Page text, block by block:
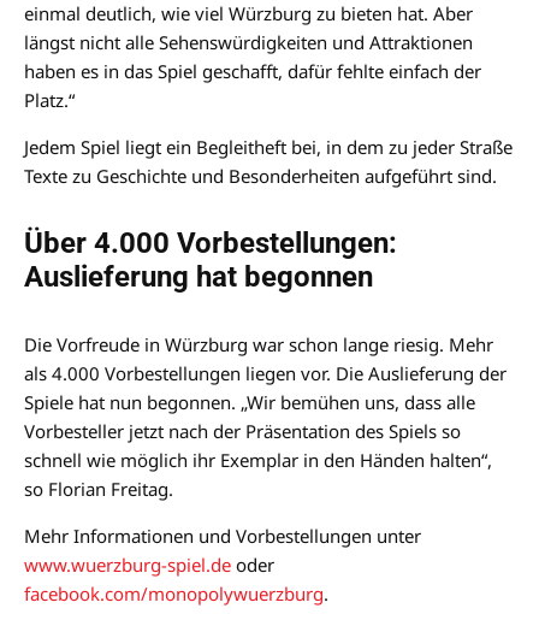
einmal deutlich, wie viel Würzburg zu bieten hat. Aber
längst nicht alle Sehenswürdigkeiten und Attraktionen
haben es in das Spiel geschafft, dafür fehlte einfach der
Platz.“
Jedem Spiel liegt ein Begleitheft bei, in dem zu jeder Straße
Texte zu Geschichte und Besonderheiten aufgeführt sind.
Über 4.000 Vorbestellungen:
Auslieferung hat begonnen
Die Vorfreude in Würzburg war schon lange riesig. Mehr
als 4.000 Vorbestellungen liegen vor. Die Auslieferung der
Spiele hat nun begonnen. „Wir bemühen uns, dass alle
Vorbesteller jetzt nach der Präsentation des Spiels so
schnell wie möglich ihr Exemplar in den Händen halten“,
so Florian Freitag.
Mehr Informationen und Vorbestellungen unter
www.wuerzburg-spiel.de oder
facebook.com/monopolywuerzburg.